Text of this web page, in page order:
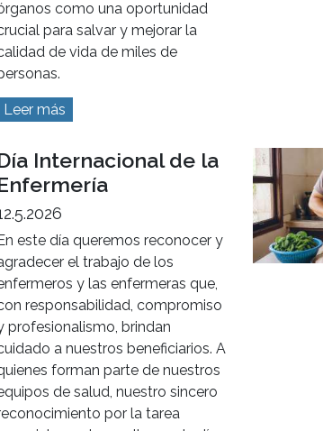
Leer más
de Mayo: Día
de la
de Órganos
día nos invita a reflexionar
la donación de
como una oportunidad
para salvar y mejorar la
de vida de miles de
Leer más
Internacional de la